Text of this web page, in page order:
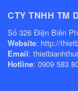
CTY TNHH TM
Số 326 Điện Biên
Website: http://
Email:
Hotline: 0909 583